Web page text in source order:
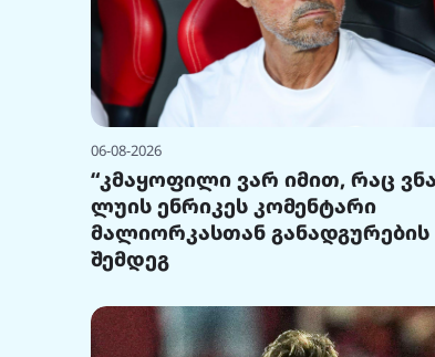
06-08-2026
“კმაყოფილი ვარ იმით, რაც
ლუის ენრიკეს კომენტარი
მალიორკასთან განადგურების
შემდეგ